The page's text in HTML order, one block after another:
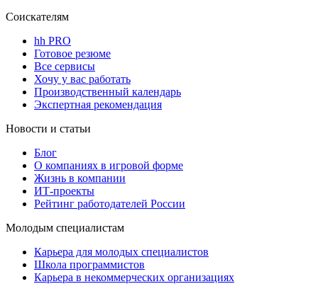
Соискателям
hh PRO
Готовое резюме
Все сервисы
Хочу у вас работать
Производственный календарь
Экспертная рекомендация
Новости и статьи
Блог
О компаниях в игровой форме
Жизнь в компании
ИТ-проекты
Рейтинг работодателей России
Молодым специалистам
Карьера для молодых специалистов
Школа программистов
Карьера в некоммерческих организациях